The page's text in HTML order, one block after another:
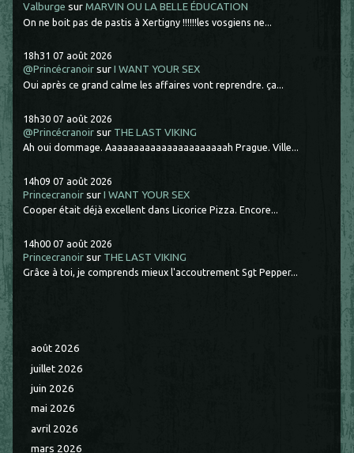
Valburge surMARVIN OU LA BELLE ÉDUCATION
On ne boit pas de pastis à Xertigny !!!!!!les vosgiens ne...
18h31 07 août 2026
@Princécranoir surI WANT YOUR SEX
Oui après ce grand calme les affaires vont reprendre. ça...
18h30 07 août 2026
@Princécranoir sur THE LAST VIKING
Ah oui dommage. Aaaaaaaaaaaaaaaaaaaaaah Prague. Ville...
14h09 07 août 2026
Princecranoir surI WANT YOUR SEX
Cooper était déjà excellent dans Licorice Pizza. Encore...
14h00 07 août 2026
Princecranoir sur THE LAST VIKING
Grâce à toi, je comprends mieux l'accoutrement Sgt Pepper...
août 2026
juillet 2026
juin 2026
mai 2026
avril 2026
mars 2026